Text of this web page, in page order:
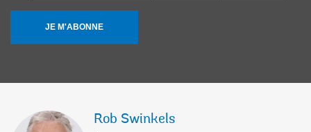
JE M'ABONNE
Rob Swinkels